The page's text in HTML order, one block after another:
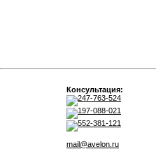
Консультация:
247-763-524
197-088-021
552-381-121
mail@avelon.ru